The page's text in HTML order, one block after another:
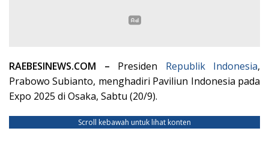
RAEBESINEWS.COM – Presiden Republik Indonesia,
Prabowo Subianto, menghadiri Paviliun Indonesia pada
Expo 2025 di Osaka, Sabtu (20/9).
Scroll kebawah untuk lihat konten